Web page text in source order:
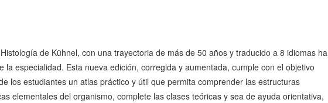
de Kühnel, con una trayectoria de más de 50 años y traducido a 8 idiomas ha
la especialidad. Esta nueva edición, corregida y aumentada, cumple con el objetivo
los estudiantes un atlas práctico y útil que permita comprender las estructuras
elementales del organismo, complete las clases teóricas y sea de ayuda orientativa,